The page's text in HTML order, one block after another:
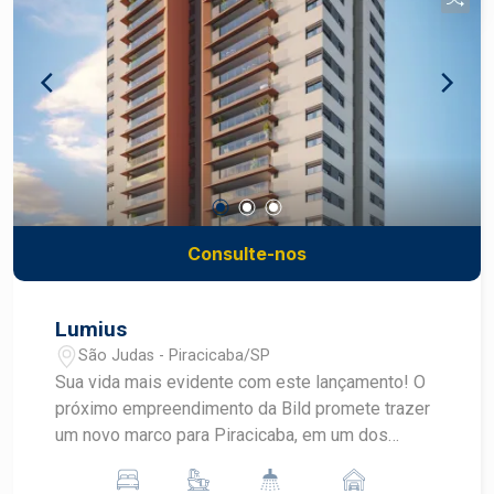
infraestrutura splits, medidores individuais para
energia, água e gás, paisagismo inteligente nas
áreas comuns, serviço de personalização da
unidade e muito mais! Um novo estilo de vida
começa aqui, converse com um especialista!
Consulte-nos
Lumius
São Judas - Piracicaba/SP
Sua vida mais evidente com este lançamento! O
próximo empreendimento da Bild promete trazer
um novo marco para Piracicaba, em um dos
Inspirado na ESALQ, instituição centenária na